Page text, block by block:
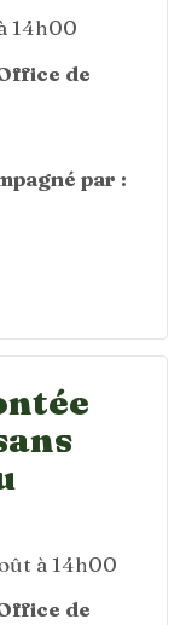
14h00
de
par :
à 14h00
de